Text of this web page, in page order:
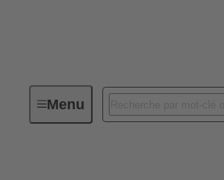
MenuDonnées d'ingénierie & Services